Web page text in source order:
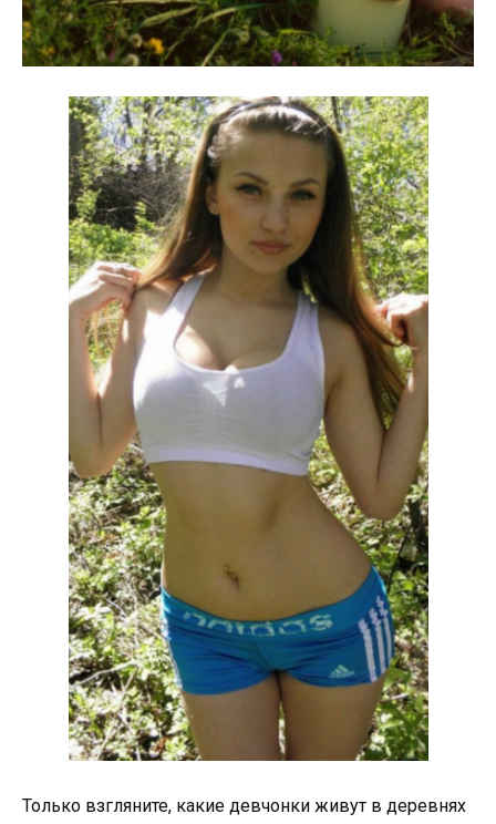
Только взгляните, какие девчонки живут в деревнях